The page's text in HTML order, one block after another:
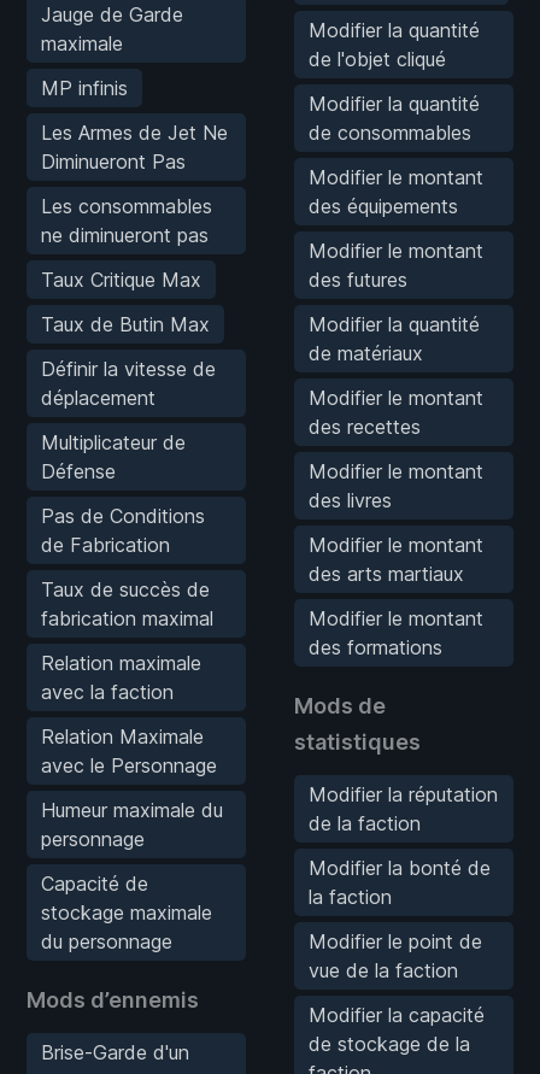
Jauge de Garde
maximale
MP infinis
Les Armes de Jet Ne
Diminueront Pas
Les consommables
ne diminueront pas
Taux Critique Max
Taux de Butin Max
Définir la vitesse de
déplacement
Multiplicateur de
Défense
Pas de Conditions
de Fabrication
Taux de succès de
fabrication maximal
Relation maximale
avec la faction
Relation Maximale
avec le Personnage
Humeur maximale du
personnage
Capacité de
stockage maximale
du personnage
Mods d’ennemis
Brise-Garde d'un
Modifier la quantité
de l'objet cliqué
Modifier la quantité
de consommables
Modifier le montant
des équipements
Modifier le montant
des futures
Modifier la quantité
de matériaux
Modifier le montant
des recettes
Modifier le montant
des livres
Modifier le montant
des arts martiaux
Modifier le montant
des formations
Mods de
statistiques
Modifier la réputation
de la faction
Modifier la bonté de
la faction
Modifier le point de
vue de la faction
Modifier la capacité
de stockage de la